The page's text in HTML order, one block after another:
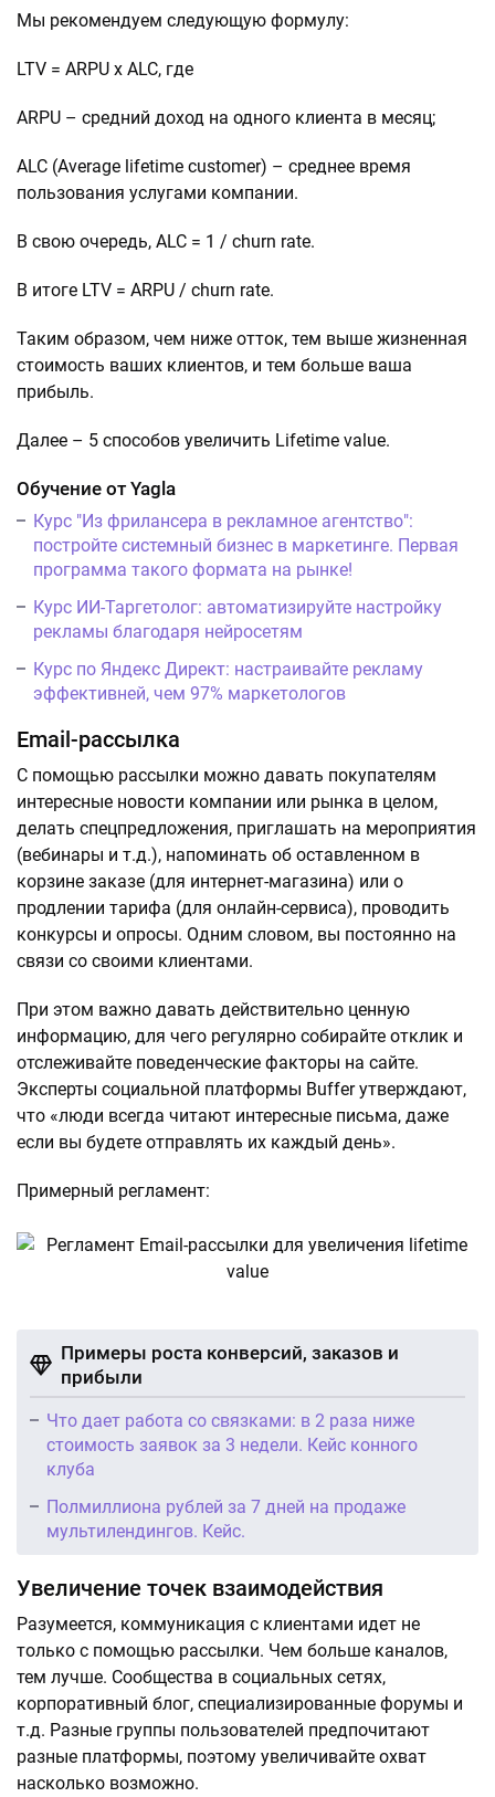
Мы рекомендуем следующую формулу:
LTV = ARPU x ALC, где
ARPU – средний доход на одного клиента в месяц;
ALC (Average lifetime customer) – среднее время
пользования услугами компании.
В свою очередь, ALC = 1 / churn rate.
В итоге LTV = ARPU / churn rate.
Таким образом, чем ниже отток, тем выше жизненная
стоимость ваших клиентов, и тем больше ваша
прибыль.
Далее – 5 способов увеличить Lifetime value.
Обучение от Yagla
Курс "Из фрилансера в рекламное агентство":
постройте системный бизнес в маркетинге. Первая
программа такого формата на рынке!
Курс ИИ-Таргетолог: автоматизируйте настройку
рекламы благодаря нейросетям
Курс по Яндекс Директ: настраивайте рекламу
эффективней, чем 97% маркетологов
Email-рассылка
С помощью рассылки можно давать покупателям
интересные новости компании или рынка в целом,
делать спецпредложения, приглашать на мероприятия
(вебинары и т.д.), напоминать об оставленном в
корзине заказе (для интернет-магазина) или о
продлении тарифа (для онлайн-сервиса), проводить
конкурсы и опросы. Одним словом, вы постоянно на
связи со своими клиентами.
При этом важно давать действительно ценную
информацию, для чего регулярно собирайте отклик и
отслеживайте поведенческие факторы на сайте.
Эксперты социальной платформы Buffer утверждают,
что «люди всегда читают интересные письма, даже
если вы будете отправлять их каждый день».
Примерный регламент:
Примеры роста конверсий, заказов и
прибыли
Что дает работа со связками: в 2 раза ниже
стоимость заявок за 3 недели. Кейс конного
клуба
Полмиллиона рублей за 7 дней на продаже
мультилендингов. Кейс.
Увеличение точек взаимодействия
Разумеется, коммуникация с клиентами идет не
только с помощью рассылки. Чем больше каналов,
тем лучше. Сообщества в социальных сетях,
корпоративный блог, специализированные форумы и
т.д. Разные группы пользователей предпочитают
разные платформы, поэтому увеличивайте охват
насколько возможно.